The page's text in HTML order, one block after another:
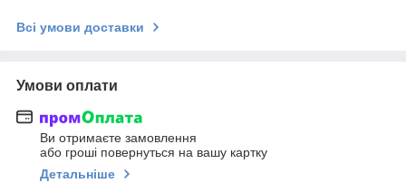
Всі умови доставки
Умови оплати
Ви отримаєте замовлення
або гроші повернуться на вашу картку
Детальніше